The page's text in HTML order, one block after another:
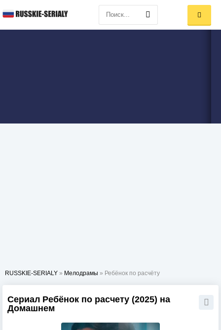
RUSSKIE-SERIALY » Мелодрамы » Ребёнок по расчёту
Сериал Ребёнок по расчету (2025) на
Домашнем